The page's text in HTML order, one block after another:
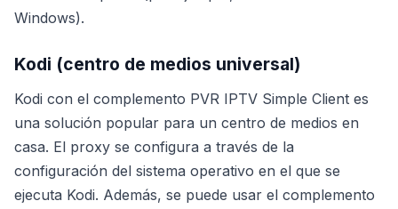
Windows).
Kodi (centro de medios universal)
Kodi con el complemento PVR IPTV Simple Client es
una solución popular para un centro de medios en
casa. El proxy se configura a través de la
configuración del sistema operativo en el que se
ejecuta Kodi. Además, se puede usar el complemento